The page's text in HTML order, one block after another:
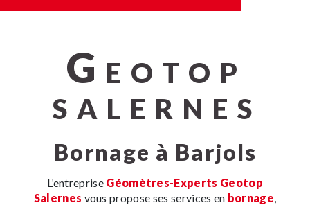
G EOTOP
SALERNES
bornage à Barjols
L’entreprise Géomètres-Experts Geotop
Salernes vous propose ses services en bornage